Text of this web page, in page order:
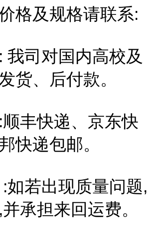
格及规格请联系:
我司对国内高校及
货、后付款。
丰快递、京东快
快递包邮。
如若出现质量问题,
承担来回运费。